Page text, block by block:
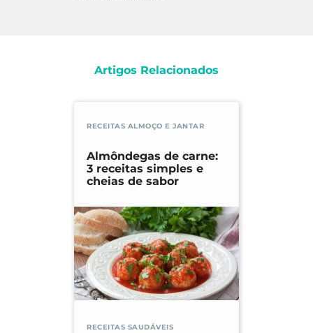
Artigos Relacionados
RECEITAS ALMOÇO E JANTAR
Almôndegas de carne:
3 receitas simples e
cheias de sabor
RECEITAS SAUDÁVEIS